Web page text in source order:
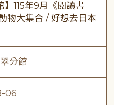
】115年9月《閱讀書
物大集合 / 好想去日本
分館
06